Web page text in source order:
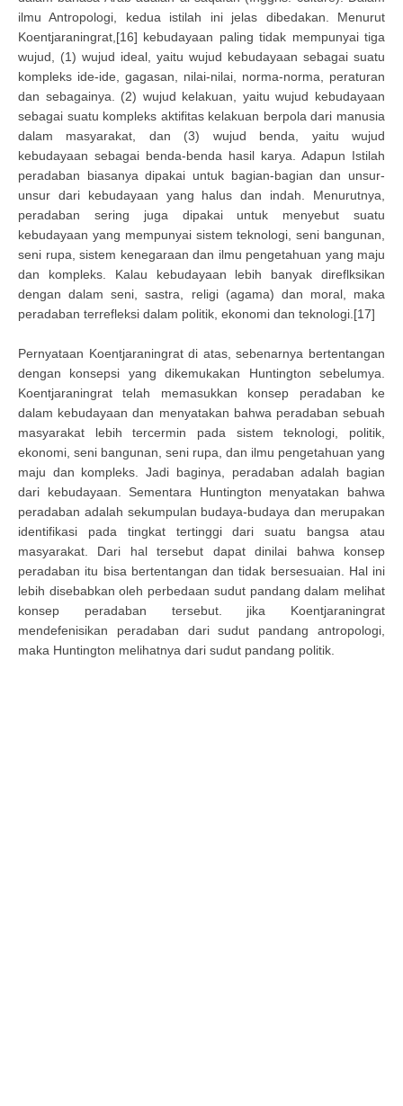
ilmu Antropologi, kedua istilah ini jelas dibedakan. Menurut
Koentjaraningrat,[16] kebudayaan paling tidak mempunyai tiga
wujud, (1) wujud ideal, yaitu wujud kebudayaan sebagai suatu
kompleks ide-ide, gagasan, nilai-nilai, norma-norma, peraturan
dan sebagainya. (2) wujud kelakuan, yaitu wujud kebudayaan
sebagai suatu kompleks aktifitas kelakuan berpola dari manusia
dalam masyarakat, dan (3) wujud benda, yaitu wujud
kebudayaan sebagai benda-benda hasil karya. Adapun Istilah
peradaban biasanya dipakai untuk bagian-bagian dan unsur-
unsur dari kebudayaan yang halus dan indah. Menurutnya,
peradaban sering juga dipakai untuk menyebut suatu
kebudayaan yang mempunyai sistem teknologi, seni bangunan,
seni rupa, sistem kenegaraan dan ilmu pengetahuan yang maju
dan kompleks. Kalau kebudayaan lebih banyak direflksikan
dengan dalam seni, sastra, religi (agama) dan moral, maka
peradaban terrefleksi dalam politik, ekonomi dan teknologi.[17]
Pernyataan Koentjaraningrat di atas, sebenarnya bertentangan
dengan konsepsi yang dikemukakan Huntington sebelumya.
Koentjaraningrat telah memasukkan konsep peradaban ke
dalam kebudayaan dan menyatakan bahwa peradaban sebuah
masyarakat lebih tercermin pada sistem teknologi, politik,
ekonomi, seni bangunan, seni rupa, dan ilmu pengetahuan yang
maju dan kompleks. Jadi baginya, peradaban adalah bagian
dari kebudayaan. Sementara Huntington menyatakan bahwa
peradaban adalah sekumpulan budaya-budaya dan merupakan
identifikasi pada tingkat tertinggi dari suatu bangsa atau
masyarakat. Dari hal tersebut dapat dinilai bahwa konsep
peradaban itu bisa bertentangan dan tidak bersesuaian. Hal ini
lebih disebabkan oleh perbedaan sudut pandang dalam melihat
konsep peradaban tersebut. jika Koentjaraningrat
mendefenisikan peradaban dari sudut pandang antropologi,
maka Huntington melihatnya dari sudut pandang politik.